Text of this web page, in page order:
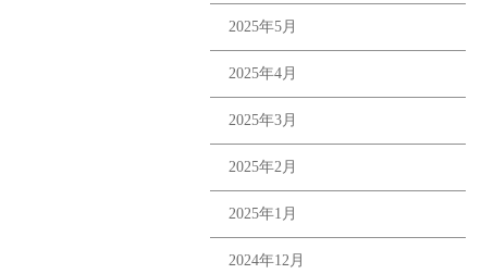
2025年5月
2025年4月
2025年3月
2025年2月
2025年1月
2024年12月